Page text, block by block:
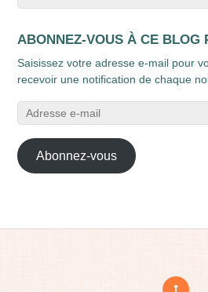
ABONNEZ-VOUS À CE BLOG
Saisissez votre adresse e-mail pour
recevoir une notification de chaque
Adresse
e-
mail
Abonnez-vous